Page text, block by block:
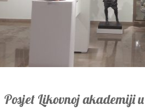
Posjet Likovnoj akademiji